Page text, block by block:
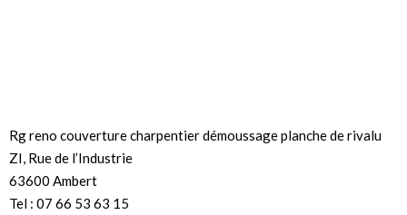
Rg reno couverture charpentier démoussage planche de rivalu
ZI, Rue de l’Industrie
63600 Ambert
Tel : 07 66 53 63 15